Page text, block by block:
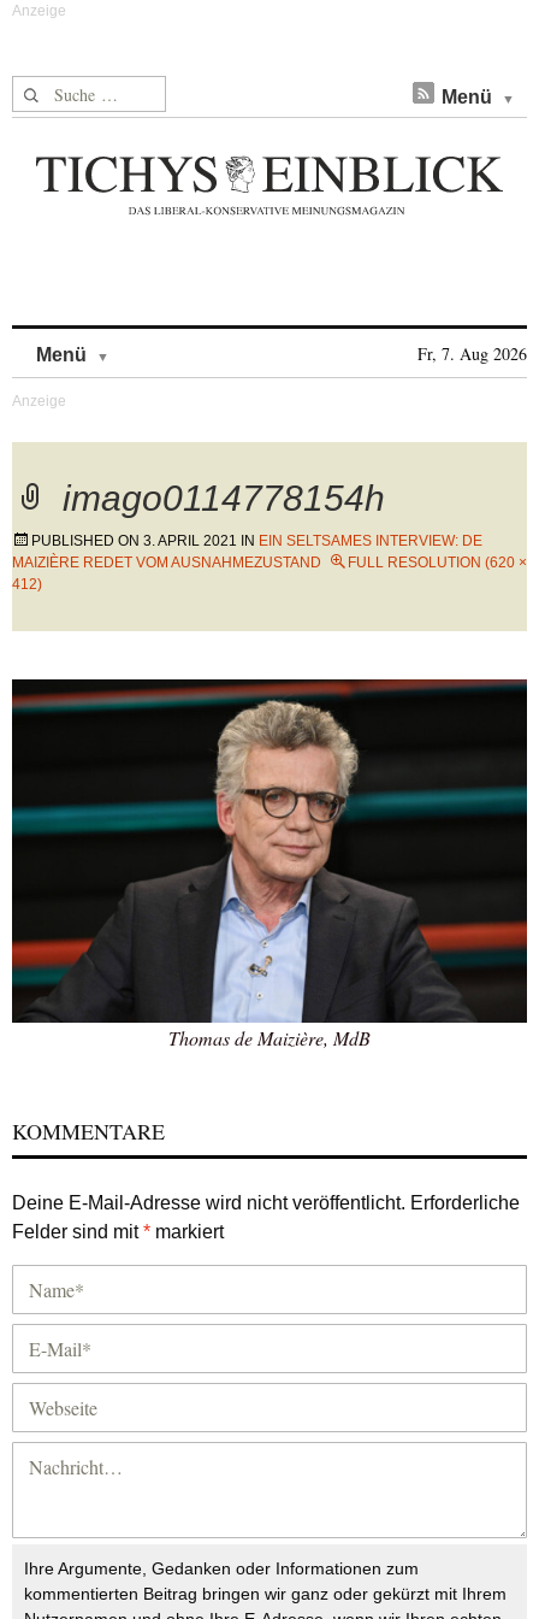
Suche nach: Menü
Menü Fr, 7. Aug 2026
imago0114778154h
PUBLISHED ON 3. APRIL 2021 IN EIN SELTSAMES INTERVIEW: DE
MAIZIÈRE REDET VOM AUSNAHMEZUSTAND
FULL RESOLUTION (620 ×
412)
Thomas de Maizière, MdB
KOMMENTARE
Deine E-Mail-Adresse wird nicht veröffentlicht. Erforderliche
Felder sind mit* markiert
Ihre Argumente, Gedanken oder Informationen zum
kommentierten Beitrag bringen wir ganz oder gekürzt mit Ihrem